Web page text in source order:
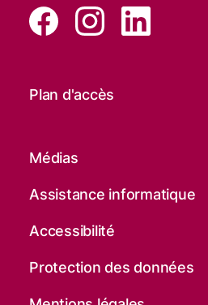
Plan d'accès
Médias
Assistance informatique
Accessibilité
Protection des données